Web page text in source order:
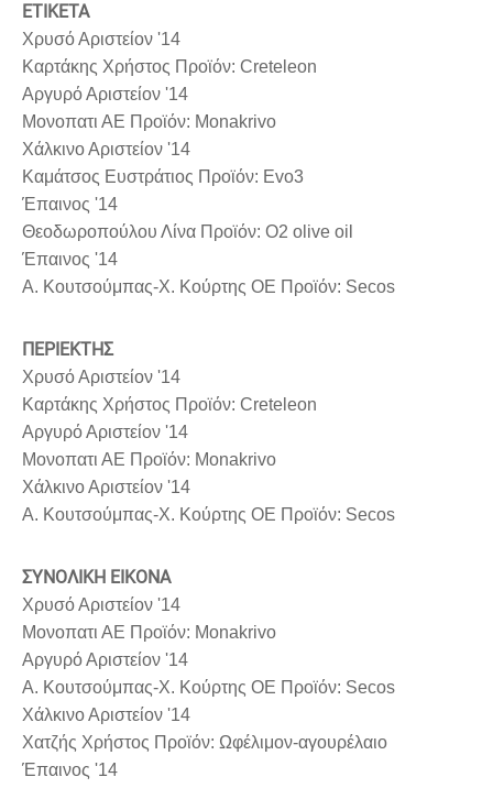
ΕΤΙΚΕΤΑ
Χρυσό Αριστείον '14
Καρτάκης Χρήστος Προϊόν: Creteleon
Αργυρό Αριστείον '14
Μονοπατι ΑΕ Προϊόν: Monakrivo
Χάλκινο Αριστείον '14
Καμάτσος Ευστράτιος Προϊόν: Evo3
Έπαινος '14
Θεοδωροπούλου Λίνα Προϊόν: O2 olive oil
Έπαινος '14
Α. Κουτσούμπας-Χ. Κούρτης ΟΕ Προϊόν: Secos
ΠΕΡΙΕΚΤΗΣ
Χρυσό Αριστείον '14
Καρτάκης Χρήστος Προϊόν: Creteleon
Αργυρό Αριστείον '14
Μονοπατι ΑΕ Προϊόν: Monakrivo
Χάλκινο Αριστείον '14
Α. Κουτσούμπας-Χ. Κούρτης ΟΕ Προϊόν: Secos
ΣΥΝΟΛΙΚΗ ΕΙΚΟΝΑ
Χρυσό Αριστείον '14
Μονοπατι ΑΕ Προϊόν: Monakrivo
Αργυρό Αριστείον '14
Α. Κουτσούμπας-Χ. Κούρτης ΟΕ Προϊόν: Secos
Χάλκινο Αριστείον '14
Χατζής Χρήστος Προϊόν: Ωφέλιμον-αγουρέλαιο
Έπαινος '14